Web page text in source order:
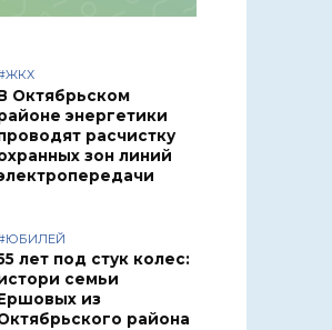
Октябрьском
энергетики
расчистку
зон линий
лет под стук колес:
семьи
Ершовых из
района